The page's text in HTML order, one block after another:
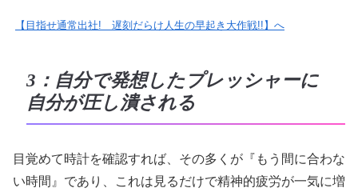
【目指せ通常出社! 遅刻だらけ人生の早起き大作戦!!】へ
3：自分で発想したプレッシャーに
自分が圧し潰される
目覚めて時計を確認すれば、その多くが『もう間に合わな
い時間』であり、これは見るだけで精神的疲労が一気に増